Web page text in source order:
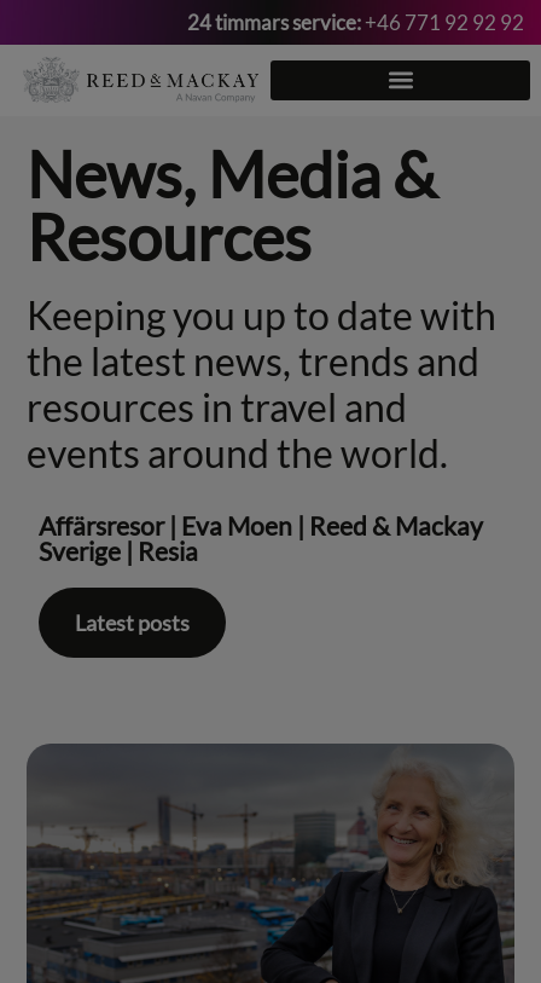
Hoppa
till
24 timmars service:+46 771 92 92 92
News, Media &
Resources
Keeping you up to date with
the latest news, trends and
resources in travel and
events around the world.
Affärsresor| Eva Moen
Reed & Mackay
Sverige
Resia
Latest posts